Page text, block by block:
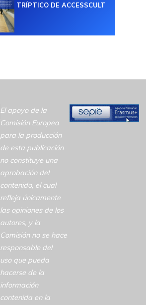
TRÍPTICO DE ACCESSCULT
El apoyo de la
Comisión Europea
para la producción
de esta publicación
no constituye una
aprobación del
contenido, el cual
refleja únicamente
las opiniones de los
autores, y la
Comisión no se hace
responsable del
uso que pueda
hacerse de la
información
contenida en la